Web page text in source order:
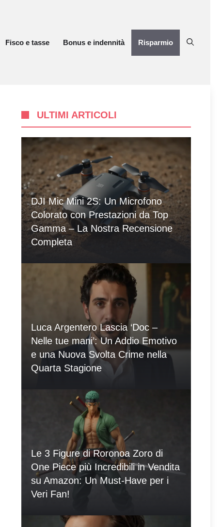
Fisco e tasse Bonus e indennità Risparmio
ULTIMI ARTICOLI
DJI Mic Mini 2S: Un Microfono
Colorato con Prestazioni da Top
Gamma – La Nostra Recensione
Completa
Luca Argentero Lascia ‘Doc –
Nelle tue mani’: Un Addio Emotivo
e una Nuova Svolta Crime nella
Quarta Stagione
Le 3 Figure di Roronoa Zoro di
One Piece più Incredibili in Vendita
su Amazon: Un Must-Have per i
Veri Fan!